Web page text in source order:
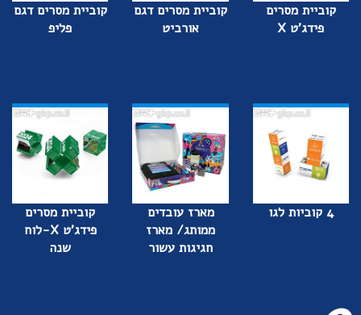
קוביית מסרים
פידג'ט X
קוביית מסרים דגם
אורביט
קוביית מסרים דגם
פליפ
4 קוביות לגו
מארז עובדים
ממותג/ מארז
חגיגות עשור
קוביית מסרים
פידג'ט X-לוח
שנה